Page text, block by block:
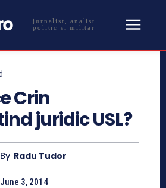
jurnalist, analist
politic si militar
Crin
juridic USL?
By Radu Tudor
June 3, 2014